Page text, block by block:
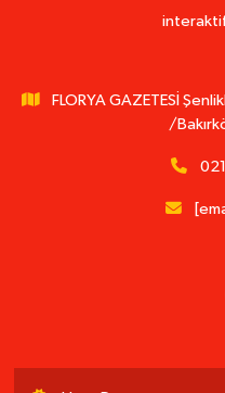
FLORYA GAZETESİ
/